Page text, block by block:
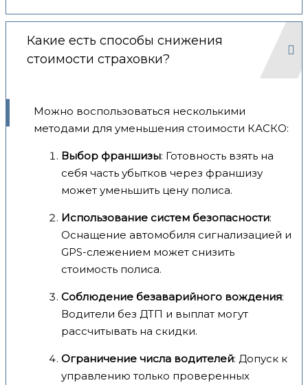
Какие есть способы снижения
стоимости страховки?
Можно воспользоваться несколькими
методами для уменьшения стоимости КАСКО:
Выбор франшизы: Готовность взять на
себя часть убытков через франшизу
может уменьшить цену полиса.
Использование систем безопасности:
Оснащение автомобиля сигнализацией и
GPS-слежением может снизить
стоимость полиса.
Соблюдение безаварийного вождения:
Водители без ДТП и выплат могут
рассчитывать на скидки.
Ограничение числа водителей: Допуск к
управлению только проверенных